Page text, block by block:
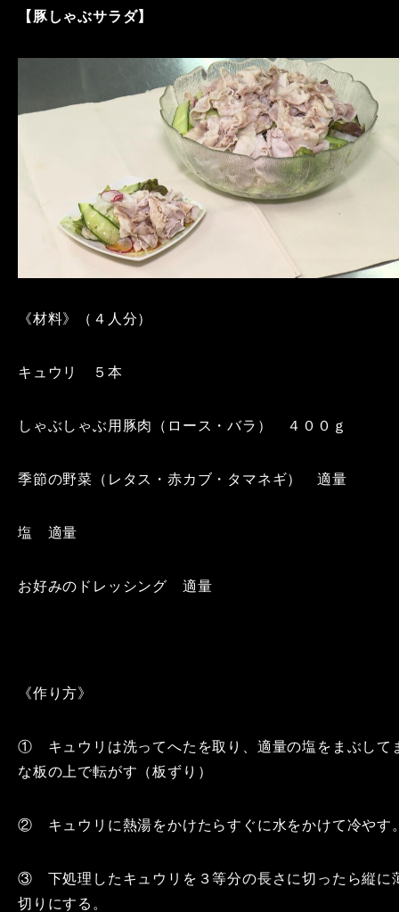
【豚しゃぶサラダ】
《材料》（４人分）
キュウリ ５本
しゃぶしゃぶ用豚肉（ロース・バラ） ４００ｇ
季節の野菜（レタス・赤カブ・タマネギ） 適量
塩 適量
お好みのドレッシング 適量
《作り方》
① キュウリは洗ってへたを取り、適量の塩をまぶして
な板の上で転がす（板ずり）
② キュウリに熱湯をかけたらすぐに水をかけて冷やす
③ 下処理したキュウリを３等分の長さに切ったら縦に
切りにする。